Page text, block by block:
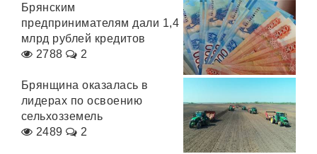
Брянским
предпринимателям дали 1,4
млрд рублей кредитов
2788
2
Брянщина оказалась в
лидерах по освоению
сельхозземель
2489
2